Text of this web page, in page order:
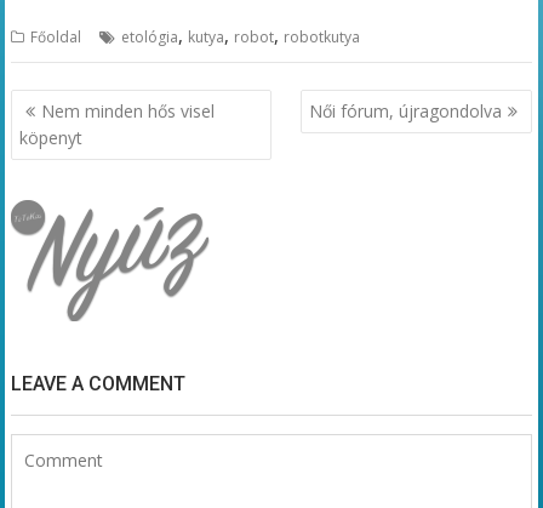
Főoldal etológia, kutya, robot, robotkutya
Bejegyzés
navigáció
Nem minden hős visel
köpenyt
Női fórum, újragondolva
LEAVE A COMMENT